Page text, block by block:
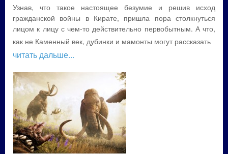
Узнав, что такое настоящее безумие и решив исход
гражданской войны в Кирате, пришла пора столкнуться
лицом к лицу с чем-то действительно первобытным. А что,
как не Каменный век, дубинки и мамонты могут рассказать
читать дальше...